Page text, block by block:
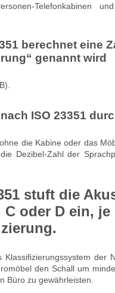
Telefonkabinen
berechnet eine
genannt wird
ISO 23351
die Kabine oder das
Dezibel-Zahl der
stuft die
C oder D ein,
Klassifizierungssystem der
den Schall um
Büro zu gewährleisten.